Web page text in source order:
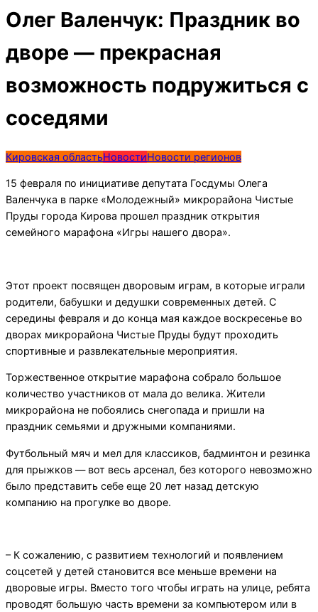
Олег Валенчук: Праздник во
дворе — прекрасная
возможность подружиться с
соседями
Кировская областьНовостиНовости регионов
15 февраля по инициативе депутата Госдумы Олега
Валенчука в парке «Молодежный» микрорайона Чистые
Пруды города Кирова прошел праздник открытия
семейного марафона «Игры нашего двора».
Этот проект посвящен дворовым играм, в которые играли
родители, бабушки и дедушки современных детей. С
середины февраля и до конца мая каждое воскресенье во
дворах микрорайона Чистые Пруды будут проходить
спортивные и развлекательные мероприятия.
Торжественное открытие марафона собрало большое
количество участников от мала до велика. Жители
микрорайона не побоялись снегопада и пришли на
праздник семьями и дружными компаниями.
Футбольный мяч и мел для классиков, бадминтон и резинка
для прыжков — вот весь арсенал, без которого невозможно
было представить себе еще 20 лет назад детскую
компанию на прогулке во дворе.
– К сожалению, с развитием технологий и появлением
соцсетей у детей становится все меньше времени на
дворовые игры. Вместо того чтобы играть на улице, ребята
проводят большую часть времени за компьютером или в